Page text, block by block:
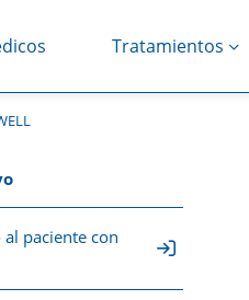
Tratamientos
paciente con